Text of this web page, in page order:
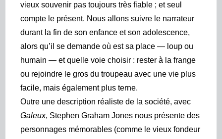
vieux souvenir pas toujours très fiable ; et seul
compte le présent. Nous allons suivre le narrateur
durant la fin de son enfance et son adolescence,
alors qu’il se demande où est sa place — loup ou
humain — et quelle voie choisir : rester à la frange
ou rejoindre le gros du troupeau avec une vie plus
facile, mais également plus terne.
Outre une description réaliste de la société, avec
Galeux, Stephen Graham Jones nous présente des
personnages mémorables (comme le vieux fondeur